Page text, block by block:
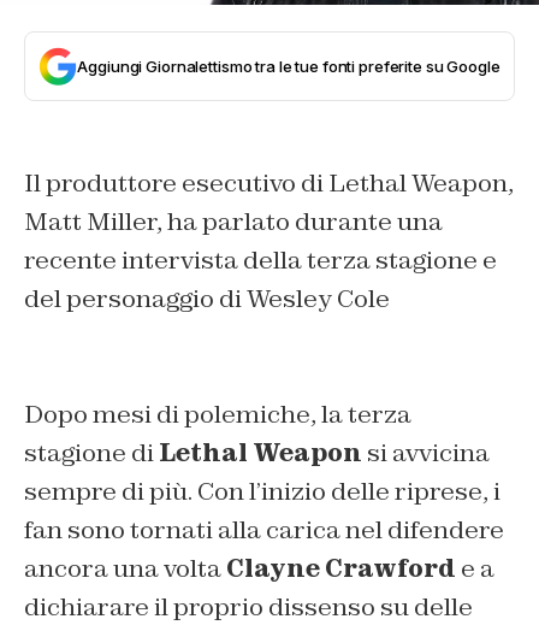
Aggiungi Giornalettismo tra le tue fonti preferite su Google
Il produttore esecutivo di Lethal Weapon,
Matt Miller, ha parlato durante una
recente intervista della terza stagione e
del personaggio di Wesley Cole
Dopo mesi di polemiche, la terza
stagione diLethal Weapon si avvicina
sempre di più. Con l’inizio delle riprese, i
fan sono tornati alla carica nel difendere
ancora una voltaClayne Crawford e a
dichiarare il proprio dissenso su delle